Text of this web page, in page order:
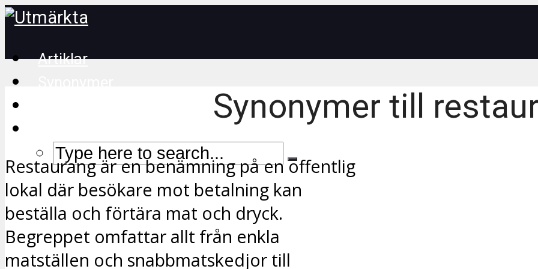
Artiklar
Synonymer till
Restaurang är en benämning på en offentlig
lokal där besökare mot betalning kan
beställa och förtära mat och dryck.
Begreppet omfattar allt från enkla
matställen och snabbmatskedjor till